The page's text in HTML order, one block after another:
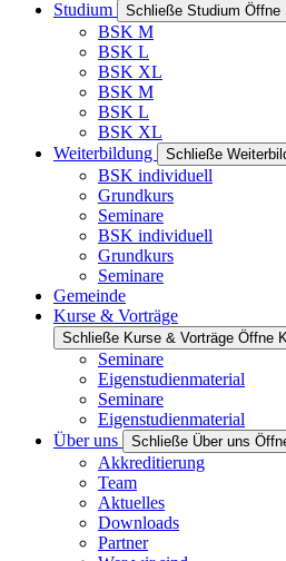
Studium Schließe Studium Öffne
BSK M
BSK L
BSK XL
BSK M
BSK L
BSK XL
Weiterbildung
Schließe
BSK individuell
Grundkurs
Seminare
BSK individuell
Grundkurs
Seminare
Gemeinde
Kurse & Vorträge
Schließe Kurse & Vorträge Öffne
Seminare
Eigenstudienmaterial
Seminare
Eigenstudienmaterial
Über uns
Schließe Über uns
Akkreditierung
Team
Aktuelles
Downloads
Partner